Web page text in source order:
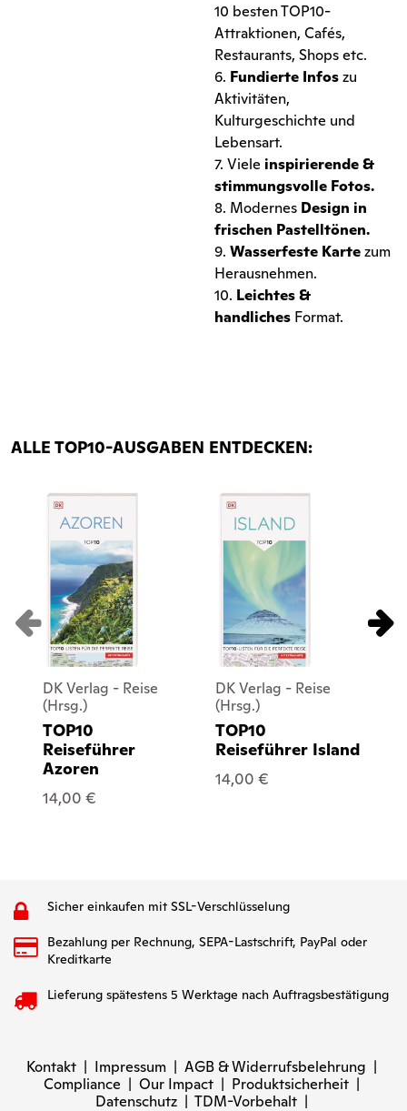
10 besten TOP10-
Attraktionen, Cafés,
Restaurants, Shops etc.
6. Fundierte Infoszu
Aktivitäten,
Kulturgeschichte und
Lebensart.
7. Viele inspirierende &
stimmungsvolle Fotos.
8. Modernes Design in
frischen Pastelltönen.
9. Wasserfeste Kartezum
Herausnehmen.
10. Leichtes &
handliches Format.​​​​
ALLE TOP10-AUSGABEN ENTDECKEN:
DK Verlag - Reise
(Hrsg.)
TOP10
Reiseführer
Azoren
14,00 €
DK Verlag - Reise
(Hrsg.)
TOP10
Reiseführer Island
14,00 €
Sicher einkaufen mit SSL-Verschlüsselung
Bezahlung per Rechnung, SEPA-Lastschrift, PayPal oder
Kreditkarte
Lieferung spätestens 5 Werktage nach Auftragsbestätigung
Kontakt | Impressum | AGB & Widerrufsbelehrung |
Compliance | Our Impact | Produktsicherheit |
Datenschutz | TDM-Vorbehalt |